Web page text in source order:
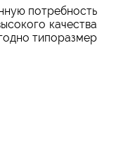
потребность
качества
типоразмер